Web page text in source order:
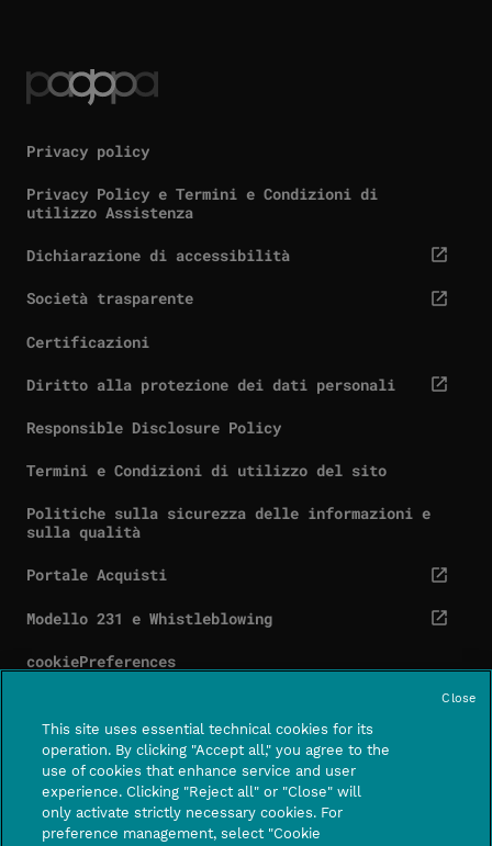
Privacy policy
Privacy Policy e Termini e Condizioni di
utilizzo Assistenza
Dichiarazione di accessibilità
cta.screenReaderExternal
Società trasparente
cta.screenReaderExternal
Certificazioni
Diritto alla protezione dei dati personali
cta.screenReaderExternal
Responsible Disclosure Policy
Termini e Condizioni di utilizzo del sito
Politiche sulla sicurezza delle informazioni e
sulla qualità
Portale Acquisti
cta.screenReaderExternal
Modello 231 e Whistleblowing
cta.screenReaderExternal
cookiePreferences
Contatti Centro assistenza
This site uses essential technical cookies for its
operation. By clicking "Accept all," you agree to the
use of cookies that enhance service and user
experience. Clicking "Reject all" or "Close" will
only activate strictly necessary cookies. For
preference management, select "Cookie
Close